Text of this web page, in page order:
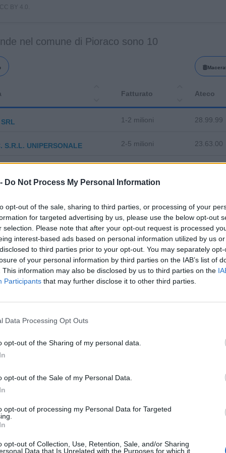
Do Not Process My Personal Information
opt-out of the sale, sharing to third parties, or processing of your
for targeted advertising by us, please use the below opt-out
selection. Please note that after your opt-out request is processed
interest-based ads based on personal information utilized by us
to third parties prior to your opt-out. You may separately
of your personal information by third parties on the IAB’s list of
This information may also be disclosed by us to third parties on the
Participants that may further disclose it to other third parties.
Data Processing Opt Outs
opt-out of the Sharing of my personal data.
opt-out of the Sale of my Personal Data.
opt-out of processing my Personal Data for Targeted
opt-out of Collection, Use, Retention, Sale, and/or Sharing
Data that Is Unrelated with the Purposes for which it
BY 4.0.
nel comune di Pioraco sono 10
Fatturato Ateco
1-2 milioni 28.99.99
S.R.L. UNIPERSONALE 2-5 milioni 23.63.00
G & G DI KRMPOTIC
56.30.00
DANIA 47.26.00
MICHELE 47.11.02
0-1 milioni 73.11.02
LIMITATA
S.R.L.